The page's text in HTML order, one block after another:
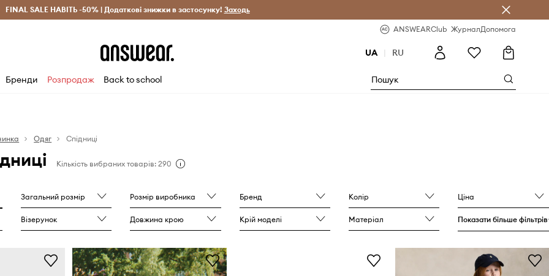
Лише оригінальні товари Заощаджуй з Answear Club
FINAL SALE НАВІТЬ -50% | Додаткові знижки в застосунку! Заходь
ANSWEARClub ЖурналДопомога
UA | RU
Бренди Розпродаж Back to school
Одяг Спідниці
Кількість вибраних товарів: 290
Загальний розмір Розмір виробника Бренд Колір Ціна
Візерунок Довжина крою Крій моделі Матеріал Показати більше фільтрів